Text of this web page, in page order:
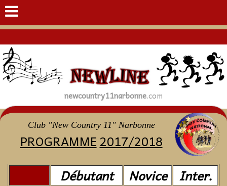
newcountry11narbonne.com
Club "New Country 11" Narbonne
PROGRAMME 2017/2018
Débutant
Novice Inter.